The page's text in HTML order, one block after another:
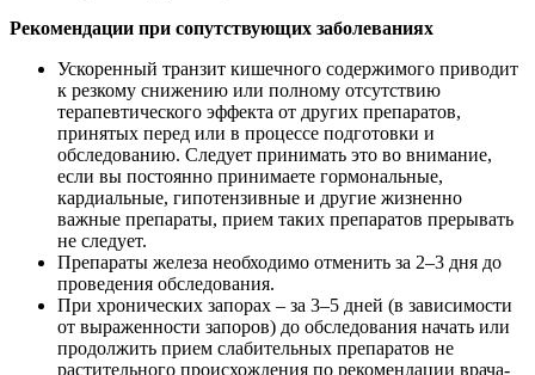
Рекомендации при сопутствующих заболеваниях
Ускоренный транзит кишечного содержимого приводит
к резкому снижению или полному отсутствию
терапевтического эффекта от других препаратов,
принятых перед или в процессе подготовки и
обследованию. Следует принимать это во внимание,
если вы постоянно принимаете гормональные,
кардиальные, гипотензивные и другие жизненно
важные препараты, прием таких препаратов прерывать
не следует.
Препараты железа необходимо отменить за 2–3 дня до
проведения обследования.
При хронических запорах – за 3–5 дней (в зависимости
от выраженности запоров) до обследования начать или
продолжить прием слабительных препаратов не
растительного происхождения по рекомендации врача-